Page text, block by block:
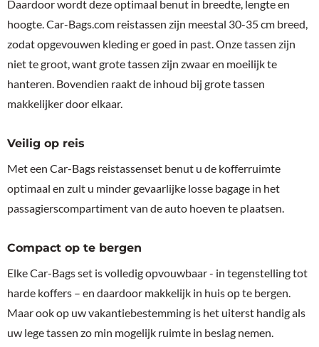
Daardoor wordt deze optimaal benut in breedte, lengte en
hoogte. Car-Bags.com reistassen zijn meestal 30-35 cm breed,
zodat opgevouwen kleding er goed in past. Onze tassen zijn
niet te groot, want grote tassen zijn zwaar en moeilijk te
hanteren. Bovendien raakt de inhoud bij grote tassen
makkelijker door elkaar.
Veilig op reis
Met een Car-Bags reistassenset benut u de kofferruimte
optimaal en zult u minder gevaarlijke losse bagage in het
passagierscompartiment van de auto hoeven te plaatsen.
Compact op te bergen
Elke Car-Bags set is volledig opvouwbaar - in tegenstelling tot
harde koffers – en daardoor makkelijk in huis op te bergen.
Maar ook op uw vakantiebestemming is het uiterst handig als
uw lege tassen zo min mogelijk ruimte in beslag nemen.